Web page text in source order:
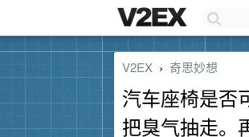
V2EX › 奇思妙想
汽车座椅是否
把臭气抽走。